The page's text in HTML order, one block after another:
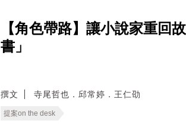
【角色帶路】讓小說家重回
書」
撰文 寺尾哲也．邱常婷．王仁劭
提案on the desk